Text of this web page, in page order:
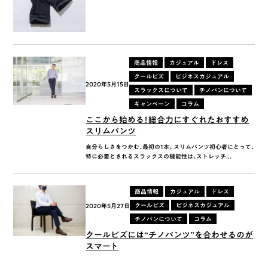
2020年5月15日
商品情報 カジュアル ドレス
クールビズ ビジネスカジュアル
スラックスについて チノパンについて
キャンペーン コラム
ここから始める！総合力にすぐれたおすすめ
スリムパンツ
自分らしさをつかむ、最初の1本。 スリムパンツ初心者にとって、
特に必要とされるスラックスの機能性は、ストレッチ...
2020年5月27日
商品情報 カジュアル ドレス
クールビズ ビジネスカジュアル
チノパンについて コラム
クールビズには“チノパンツ”を合わせるのが
スマート